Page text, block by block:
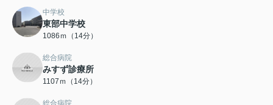
中学校
東部中学校
1086ｍ（14分）
総合病院
みすず診療所
1107ｍ（14分）